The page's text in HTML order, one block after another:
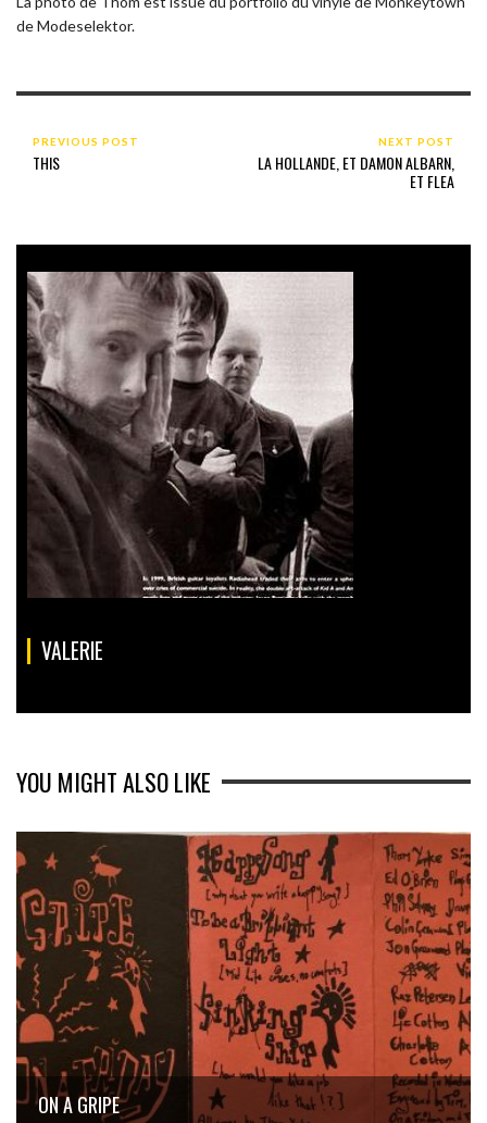
de Modeselektor.
PREVIOUS POST
THIS
NEXT POST
LA HOLLANDE, ET DAMON ALBARN,
ET FLEA
VALERIE
YOU MIGHT ALSO LIKE
ON A GRIPE